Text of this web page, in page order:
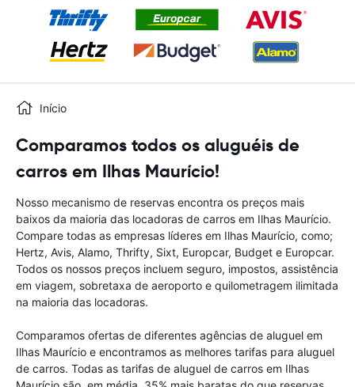
Início
Comparamos todos os aluguéis de
carros em Ilhas Maurício!
Nosso mecanismo de reservas encontra os preços mais
baixos da maioria das locadoras de carros em Ilhas Maurício.
Compare todas as empresas líderes em Ilhas Maurício, como;
Hertz, Avis, Alamo, Thrifty, Sixt, Europcar, Budget e Europcar.
Todos os nossos preços incluem seguro, impostos, assistência
em viagem, sobretaxa de aeroporto e quilometragem ilimitada
na maioria das locadoras.
Comparamos ofertas de diferentes agências de aluguel em
Ilhas Maurício e encontramos as melhores tarifas para aluguel
de carros. Todas as tarifas de aluguel de carros em Ilhas